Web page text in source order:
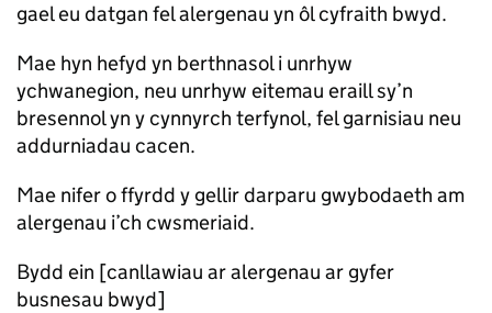
gael eu datgan fel alergenau yn ôl cyfraith bwyd.
Mae hyn hefyd yn berthnasol i unrhyw
ychwanegion, neu unrhyw eitemau eraill sy’n
bresennol yn y cynnyrch terfynol, fel garnisiau neu
addurniadau cacen.
Mae nifer o ffyrdd y gellir darparu gwybodaeth am
alergenau i’ch cwsmeriaid.
Bydd ein [canllawiau ar alergenau ar gyfer
busnesau bwyd]